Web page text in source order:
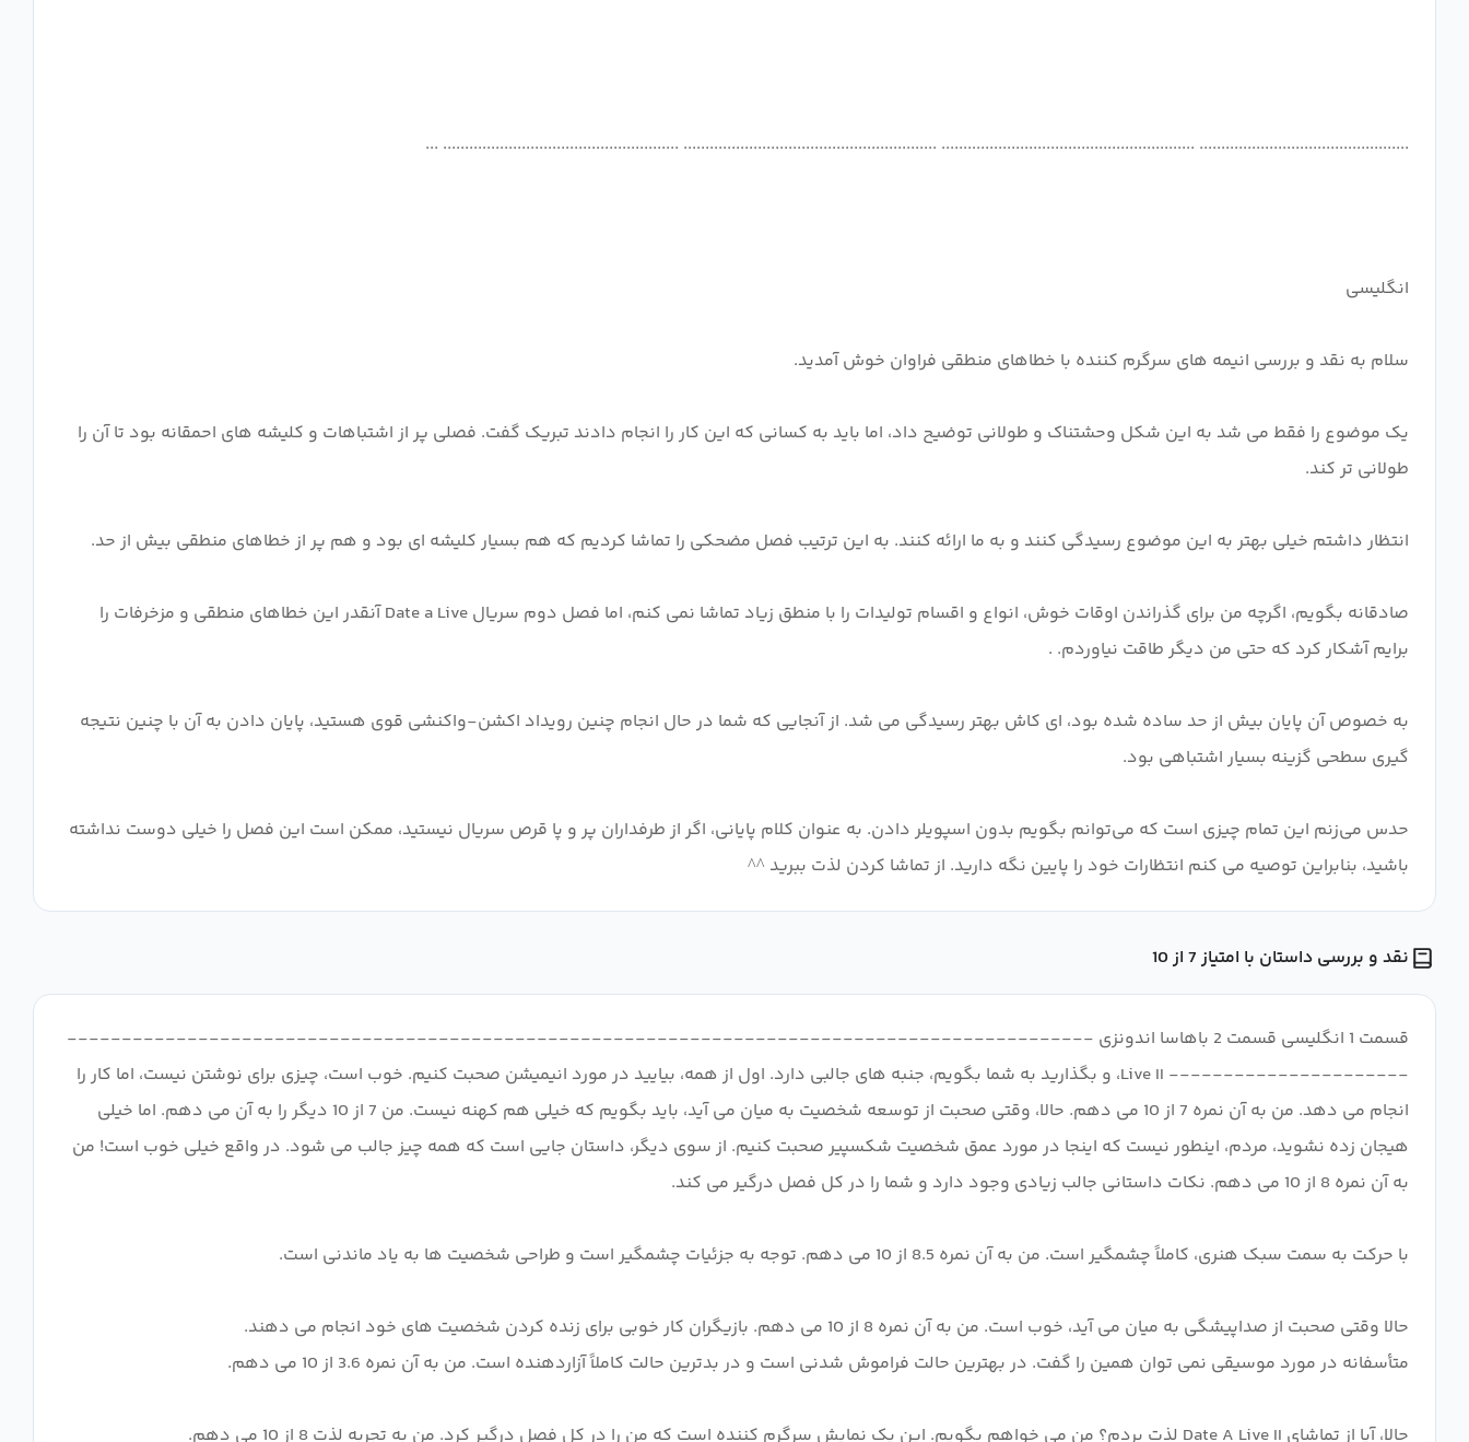
یک موضوع را فقط می شد به این شکل وحشتناک و طولانی توضیح داد، اما باید به کسانی که این کار را انجام دادند تبریک گفت. فصلی پر از اشتباهات و کلیشه های احمقانه بود تا آن را
صادقانه بگویم، اگرچه من برای گذراندن اوقات خوش، انواع و اقسام تولیدات را با منطق زیاد تماشا نمی کنم، اما فصل دوم سریال Date a Live آنقدر این خطاهای منطقی و مزخرفات را
به خصوص آن پایان بیش از حد ساده شده بود، ای کاش بهتر رسیدگی می شد. از آنجایی که شما در حال انجام چنین رویداد اکشن-واکنشی قوی هستید، پایان دادن به آن با چنین نتیجه
حدس می‌زنم این تمام چیزی است که می‌توانم بگویم بدون اسپویلر دادن. به عنوان کلام پایانی، اگر از طرفداران پر و پا قرص سریال نیستید، ممکن است این فصل را خیلی دوست نداشته
باشید، بنابراین توصیه می کنم انتظارات خود را پایین نگه دارید. از تماشا کردن لذت ببرید ^^
نقد و بررسی داستان با امتیاز 7 از 10
قسمت 1 انگلیسی قسمت 2 باهاسا اندونزی ----------------------------------------------------------------------------------------------
---------------------- Live II، و بگذارید به شما بگویم، جنبه های جالبی دارد. اول از همه، بیایید در مورد انیمیشن صحبت کنیم. خوب است، چیزی برای نوشتن نیست، اما کار را
انجام می دهد. من به آن نمره 7 از 10 می دهم. حالا، وقتی صحبت از توسعه شخصیت به میان می آید، باید بگویم که خیلی هم کهنه نیست. من 7 از 10 دیگر را به آن می دهم. اما خیلی
هیجان زده نشوید، مردم، اینطور نیست که اینجا در مورد عمق شخصیت شکسپیر صحبت کنیم. از سوی دیگر، داستان جایی است که همه چیز جالب می شود. در واقع خیلی خوب است! من